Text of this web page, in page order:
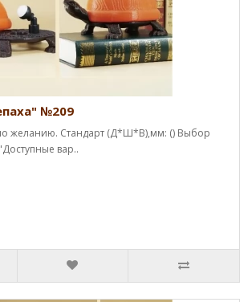
№209
желанию. Стандарт (Д*Ш*В),мм: () Выбор
вар..